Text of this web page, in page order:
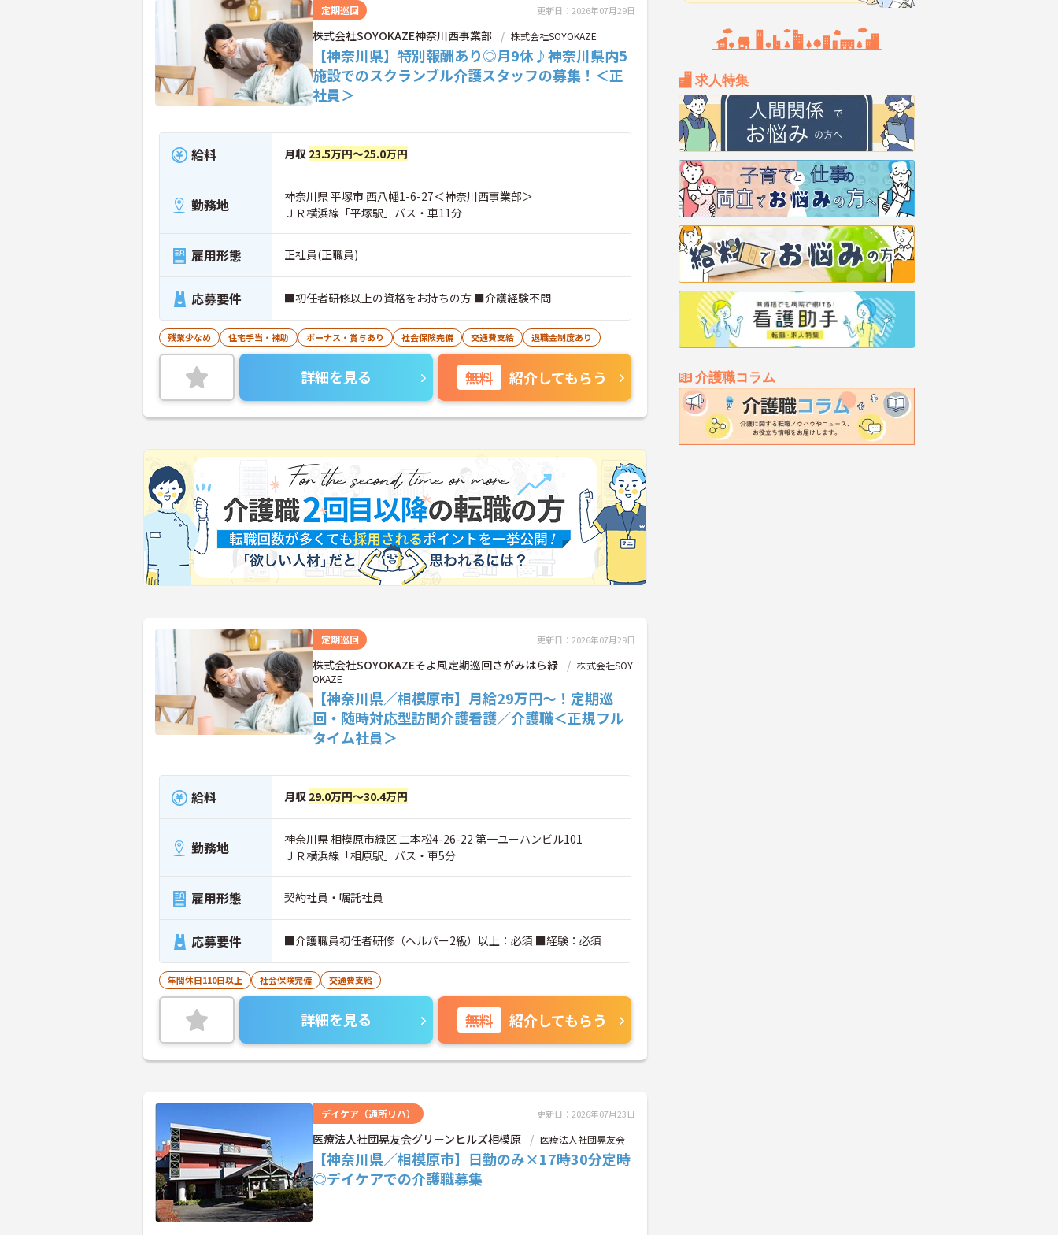
求人特集
介護職コラム
定期巡回 更新日：2026年07月29日
株式会社SOYOKAZE神奈川西事業部 株式会社SOYOKAZE
【神奈川県】特別報酬あり◎月9休♪神奈川県内5
施設でのスクランブル介護スタッフの募集！＜正
社員＞
給料 月収 23.5万円～25.0万円
勤務地
神奈川県 平塚市 西八幡1-6-27＜神奈川西事業部＞
ＪＲ横浜線「平塚駅」バス・車11分
雇用形態 正社員(正職員)
応募要件 ■初任者研修以上の資格をお持ちの方 ■介護経験不問
残業少なめ 住宅手当・補助 ボーナス・賞与あり 社会保険完備 交通費支給 退職金制度あり
詳細を見る 無料 紹介してもらう
定期巡回 更新日：2026年07月29日
株式会社SOYOKAZEそよ風定期巡回さがみはら緑
株式会社SOY
OKAZE
【神奈川県／相模原市】月給29万円～！定期巡
回・随時対応型訪問介護看護／介護職＜正規フル
タイム社員＞
給料 月収 29.0万円～30.4万円
勤務地
神奈川県 相模原市緑区 二本松4-26-22 第一ユーハンビル101
ＪＲ横浜線「相原駅」バス・車5分
雇用形態 契約社員・嘱託社員
応募要件 ■介護職員初任者研修（ヘルパー2級）以上：必須 ■経験：必須
年間休日110日以上 社会保険完備 交通費支給
詳細を見る 無料 紹介してもらう
デイケア（通所リハ） 更新日：2026年07月23日
医療法人社団晃友会グリーンヒルズ相模原 医療法人社団晃友会
【神奈川県／相模原市】日勤のみ×17時30分定時
◎デイケアでの介護職募集